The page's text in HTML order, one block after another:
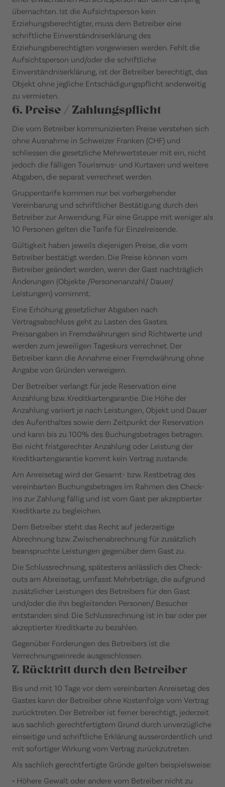
übernachten. Ist die Aufsichtsperson kein
Erziehungsberechtigter, muss dem Betreiber eine
schriftliche Einverständniserklärung des
Erziehungsberechtigten vorgewiesen werden. Fehlt die
Aufsichtsperson und/oder die schriftliche
Einverständniserklärung, ist der Betreiber berechtigt, das
Objekt ohne jegliche Entschädigungspflicht anderweitig
zu vermieten.
6. Preise / Zahlungspflicht
Die vom Betreiber kommunizierten Preise verstehen sich
ohne Ausnahme in Schweizer Franken (CHF) und
schliessen die gesetzliche Mehrwertsteuer mit ein, nicht
jedoch die fälligen Tourismus- und Kurtaxen und weitere
Abgaben, die separat verrechnet werden.
Gruppentarife kommen nur bei vorhergehender
Vereinbarung und schriftlicher Bestätigung durch den
Betreiber zur Anwendung. Für eine Gruppe mit weniger als
10 Personen gelten die Tarife für Einzelreisende.
Gültigkeit haben jeweils diejenigen Preise, die vom
Betreiber bestätigt werden. Die Preise können vom
Betreiber geändert werden, wenn der Gast nachträglich
Änderungen (Objekte /Personenanzahl/ Dauer/
Leistungen) vornimmt.
Eine Erhöhung gesetzlicher Abgaben nach
Vertragsabschluss geht zu Lasten des Gastes.
Preisangaben in Fremdwährungen sind Richtwerte und
werden zum jeweiligen Tageskurs verrechnet. Der
Betreiber kann die Annahme einer Fremdwährung ohne
Angabe von Gründen verweigern.
Der Betreiber verlangt für jede Reservation eine
Anzahlung bzw. Kreditkartengarantie. Die Höhe der
Anzahlung variiert je nach Leistungen, Objekt und Dauer
des Aufenthaltes sowie dem Zeitpunkt der Reservation
und kann bis zu 100% des Buchungsbetrages betragen.
Bei nicht fristgerechter Anzahlung oder Leistung der
Kreditkartengarantie kommt kein Vertrag zustande.
Am Anreisetag wird der Gesamt- bzw. Restbetrag des
vereinbarten Buchungsbetrages im Rahmen des Check-
ins zur Zahlung fällig und ist vom Gast per akzeptierter
Kreditkarte zu begleichen.
Dem Betreiber steht das Recht auf jederzeitige
Abrechnung bzw. Zwischenabrechnung für zusätzlich
beanspruchte Leistungen gegenüber dem Gast zu.
Die Schlussrechnung, spätestens anlässlich des Check-
outs am Abreisetag, umfasst Mehrbeträge, die aufgrund
zusätzlicher Leistungen des Betreibers für den Gast
und/oder die ihn begleitenden Personen/ Besucher
entstanden sind. Die Schlussrechnung ist in bar oder per
akzeptierter Kreditkarte zu bezahlen.
Gegenüber Forderungen des Betreibers ist die
Verrechnungseinrede ausgeschlossen.
7. Rücktritt durch den Betreiber
Bis und mit 10 Tage vor dem vereinbarten Anreisetag des
Gastes kann der Betreiber ohne Kostenfolge vom Vertrag
zurücktreten. Der Betreiber ist ferner berechtigt, jederzeit
aus sachlich gerechtfertigtem Grund durch unverzügliche
einseitige und schriftliche Erklärung ausserordentlich und
mit sofortiger Wirkung vom Vertrag zurückzutreten.
Als sachlich gerechtfertigte Gründe gelten beispielsweise:
• Höhere Gewalt oder andere vom Betreiber nicht zu